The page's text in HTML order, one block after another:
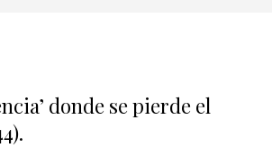
donde se pierde el